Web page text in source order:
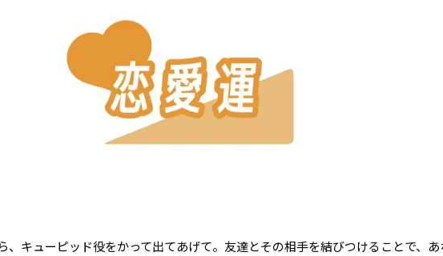
、キューピッド役をかって出てあげて。友達とその相手を結びつけることで、